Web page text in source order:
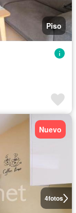
Piso
4fotos
Nuevo